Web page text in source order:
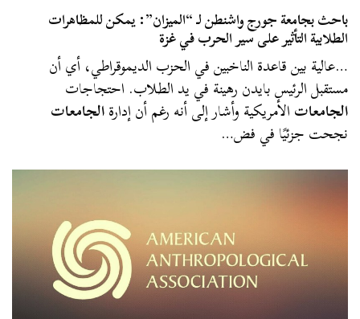
باحث بجامعة جورج واشنطن لـ “الميزان”: يمكن للمظاهرات
الطلابية التأثير على سير الحرب في غزة
…عالية بين قاعدة الناخبين في الحزب الديموقراطي، أي أن
مستقبل الرئيس بايدن رهينة في يد الطلاب. احتجاجات
الجامعاتالأمريكية وأشار إلى أنه رغم أن إدارةالجامعات
نجحت جزئيًا في فض…